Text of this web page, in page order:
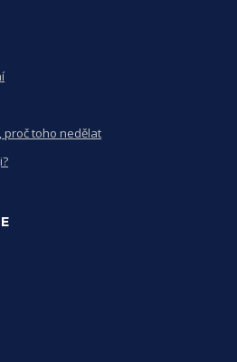
proč toho nedělat